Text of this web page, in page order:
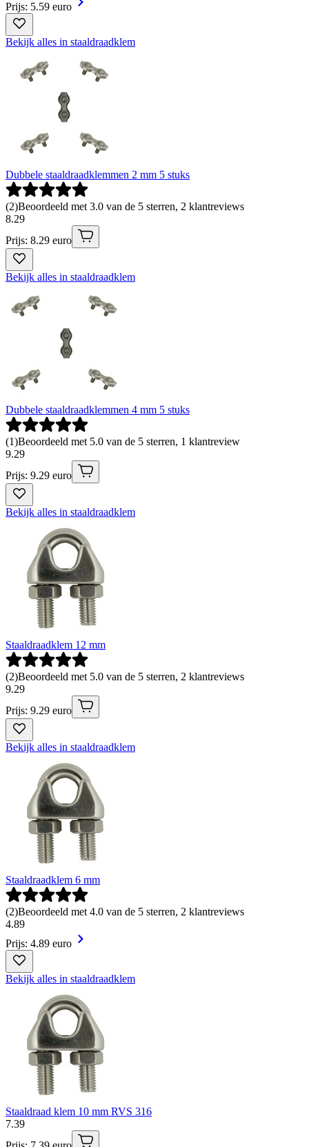
Prijs: 5.59 euro
Bekijk alles in staaldraadklem
Dubbele staaldraadklemmen 2 mm 5 stuks
(2)Beoordeeld met 3.0 van de 5 sterren, 2 klantreviews
8.29
Prijs: 8.29 euro
Bekijk alles in staaldraadklem
Dubbele staaldraadklemmen 4 mm 5 stuks
(1)Beoordeeld met 5.0 van de 5 sterren, 1 klantreview
9.29
Prijs: 9.29 euro
Bekijk alles in staaldraadklem
Staaldraadklem 12 mm
(2)Beoordeeld met 5.0 van de 5 sterren, 2 klantreviews
9.29
Prijs: 9.29 euro
Bekijk alles in staaldraadklem
Staaldraadklem 6 mm
(2)Beoordeeld met 4.0 van de 5 sterren, 2 klantreviews
4.89
Prijs: 4.89 euro
Bekijk alles in staaldraadklem
Staaldraad klem 10 mm RVS 316
7.39